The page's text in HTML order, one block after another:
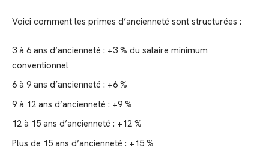
Voici comment les primes d’ancienneté sont structurées :
3 à 6 ans d’ancienneté : +3 % du salaire minimum
conventionnel
6 à 9 ans d’ancienneté : +6 %
9 à 12 ans d’ancienneté : +9 %
12 à 15 ans d’ancienneté : +12 %
Plus de 15 ans d’ancienneté : +15 %